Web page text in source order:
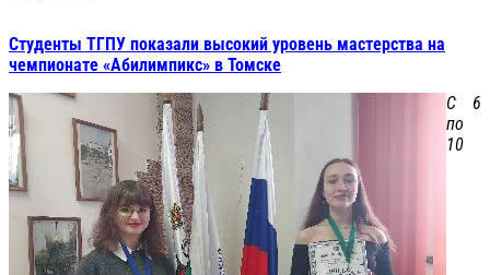
Студенты ТГПУ показали высокий уровень мастерства на
чемпионате «Абилимпикс» в Томске
С 6
по
10